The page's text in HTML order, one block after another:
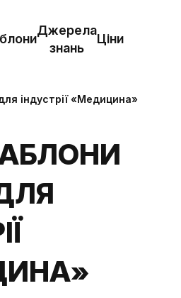
Джерела
знань
Ціни
індустрії «Медицина»